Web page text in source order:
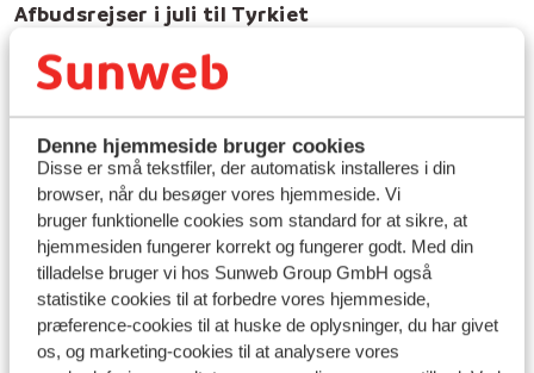
Denne hjemmeside bruger cookies
Disse er små tekstfiler, der automatisk installeres i din
browser, når du besøger vores hjemmeside. Vi
bruger funktionelle cookies som standard for at sikre, at
hjemmesiden fungerer korrekt og fungerer godt. Med din
tilladelse bruger vi hos Sunweb Group GmbH også
statistike cookies til at forbedre vores hjemmeside,
præference-cookies til at huske de oplysninger, du har givet
os, og marketing-cookies til at analysere vores
Afbudsrejser i juli til Tyrkiet
Tyrkiet er en af de mest populære
sommerdestinationer, og med en afbudsrejse i juli til
Juli byder på høje temperaturer, men heldigvis har de
fleste hoteller skønne pools og strandklubber, hvor du
kan køle ned. Uanset om du er til afslapning eller
eventyr, er Tyrkiet en destination, der aldrig skuffer.
Afbudsrejser i juli til Mallorca
Mallorcaer indbegrebet af sommerferie med sine
skønne strande, charmerende byer og smukke